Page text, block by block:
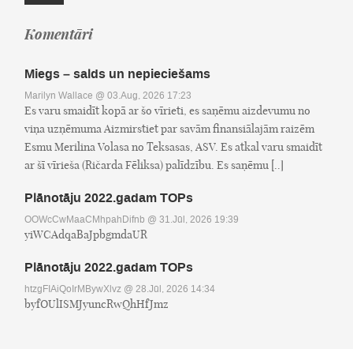
Komentāri
Miegs – salds un nepieciešams
Marilyn Wallace @ 03.Aug, 2026 17:23
Es varu smaidīt kopā ar šo vīrieti, es saņēmu aizdevumu no
viņa uzņēmuma Aizmirstiet par savām finansiālajām raizēm
Esmu Merilina Volasa no Teksasas, ASV. Es atkal varu smaidīt
ar šī vīrieša (Ričarda Fēliksa) palīdzību. Es saņēmu [..]
Plānotāju 2022.gadam TOPs
OOWcCwMaaCMhpahDifnb @ 31.Jūl, 2026 19:39
yiWCAdqaBaJpbgmdaUR
Plānotāju 2022.gadam TOPs
htzgFIAiQoIrMBywXlvz @ 28.Jūl, 2026 14:34
byfOUlISMJyuncRwQhHfJmz